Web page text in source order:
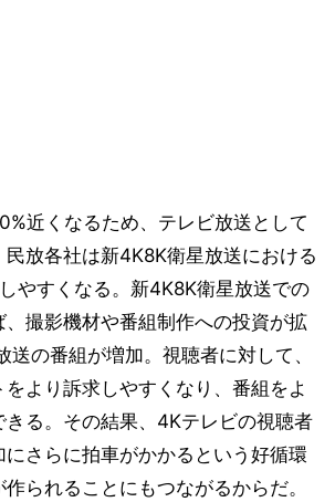
近くなるため、テレビ放送として
放各社は新4K8K衛星放送における
やすくなる。新4K8K衛星放送での
、撮影機材や番組制作への投資が拡
送の番組が増加。視聴者に対して、
より訴求しやすくなり、番組をよ
きる。その結果、4Kテレビの視聴者
さらに拍車がかかるという好循環
られることにもつながるからだ。